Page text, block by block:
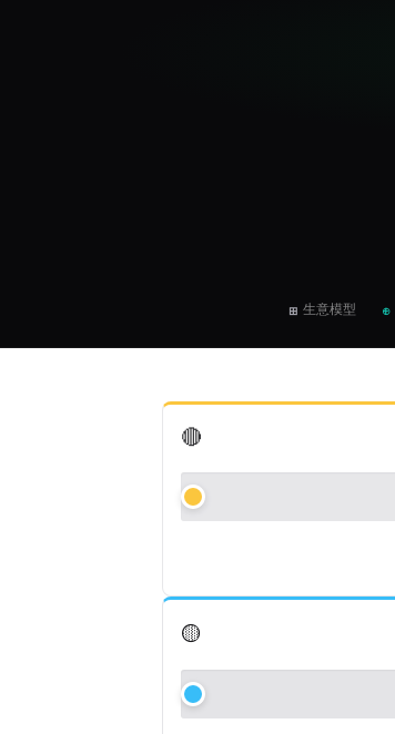
⊞ 生意模型 ⊕
🔴
🟡